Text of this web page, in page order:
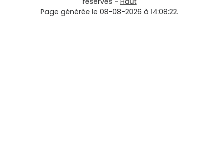
Page générée le 08-08-2026 à 14:08:22.